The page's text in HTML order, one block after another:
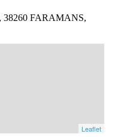
38260 FARAMANS,
Leaflet